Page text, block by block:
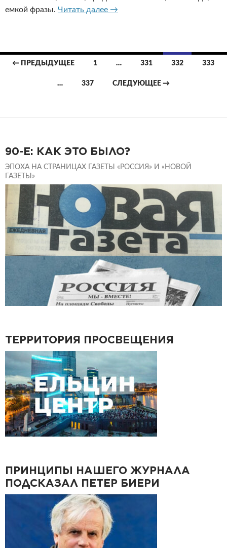
емкой фразы. Читать далее Переживая заново
→
Навигация
← ПРЕДЫДУЩЕЕ 1 … 331 332 333
… 337 СЛЕДУЮЩЕЕ →
90-Е: КАК ЭТО БЫЛО?
ЭПОХА НА СТРАНИЦАХ ГАЗЕТЫ «РОССИЯ» И «НОВОЙ
ГАЗЕТЫ»
ТЕРРИТОРИЯ ПРОСВЕЩЕНИЯ
ПРИНЦИПЫ НАШЕГО ЖУРНАЛА
ПОДСКАЗАЛ ПЕТЕР БИЕРИ